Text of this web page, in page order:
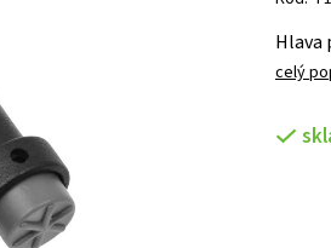
0,0
z 5
Hlava
celý